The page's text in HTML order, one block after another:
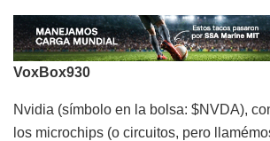
VoxBox930
Nvidia (símbolo en la bolsa: $NVDA),
los microchips (o circuitos, pero